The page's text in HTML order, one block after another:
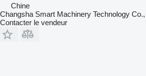
Chine
Changsha Smart Machinery Technology
Contacter le vendeur